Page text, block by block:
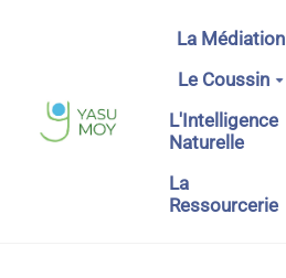
Aller au contenu principal
La Médiation
Le Coussin
L'Intelligence
Naturelle
La
Ressourcerie